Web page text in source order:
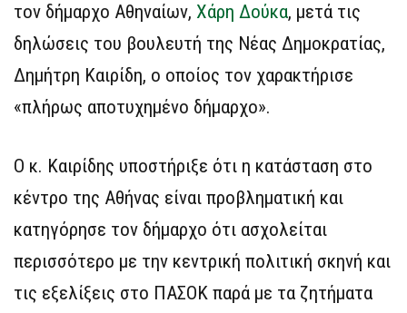
τον δήμαρχο Αθηναίων, Χάρη Δούκα, μετά τις
δηλώσεις του βουλευτή της Νέας Δημοκρατίας,
Δημήτρη Καιρίδη, ο οποίος τον χαρακτήρισε
«πλήρως αποτυχημένο δήμαρχο».
Ο κ. Καιρίδης υποστήριξε ότι η κατάσταση στο
κέντρο της Αθήνας είναι προβληματική και
κατηγόρησε τον δήμαρχο ότι ασχολείται
περισσότερο με την κεντρική πολιτική σκηνή και
τις εξελίξεις στο ΠΑΣΟΚ παρά με τα ζητήματα